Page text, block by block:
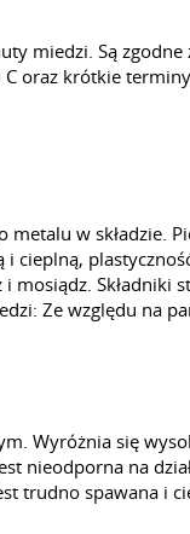
miedzi. Są
oraz krótkie
w
cieplną,
Składniki
Ze względu na
Wyróżnia się
nieodporna na
trudno spawana